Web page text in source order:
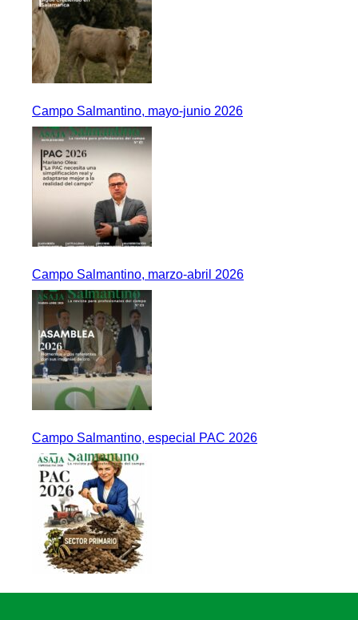
Campo Salmantino, mayo-junio 2026
Campo Salmantino, marzo-abril 2026
Campo Salmantino, especial PAC 2026